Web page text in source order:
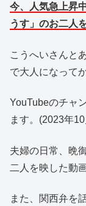
今、人気急上昇
うす」のお二人
こうへいさんと
で大人になって
YouTubeのチャ
ます。(2023年
夫婦の日常、晩
二人を映した動
また、関西弁を